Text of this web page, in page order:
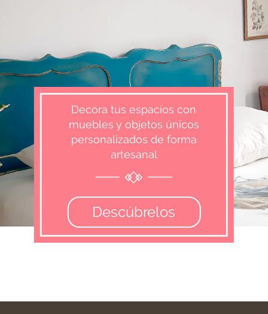
Decora tus espacios con
muebles y objetos únicos
personalizados de forma
artesanal
Descúbrelos